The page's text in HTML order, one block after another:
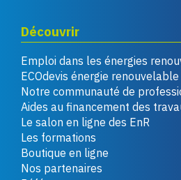
Découvrir
Emploi dans les énergies
ECOdevis énergie renouvelable
Notre communauté de
Aides au financement des
Le salon en ligne des EnR
Les formations
Boutique en ligne
Nos partenaires